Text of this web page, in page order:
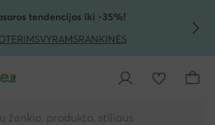
TURINIO
tendencijos iki -35%!
VYRAMSRANKINĖS
ženklo, produkto, stiliaus